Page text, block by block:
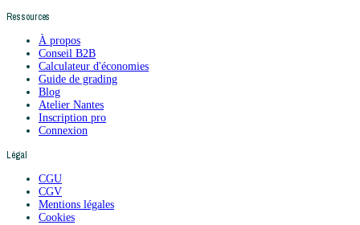
Ressources
À propos
Conseil B2B
Calculateur d'économies
Guide de grading
Blog
Atelier Nantes
Inscription pro
Connexion
Légal
CGU
CGV
Mentions légales
Cookies